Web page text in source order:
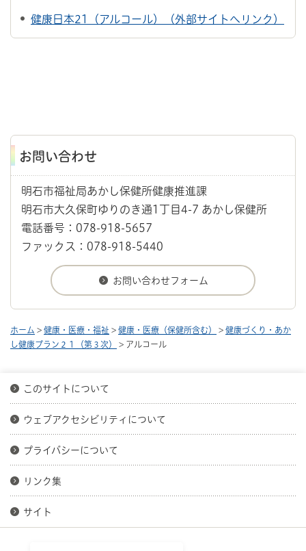
健康日本21（アルコール）（外部サイトへリンク）
お問い合わせ
明石市福祉局あかし保健所健康推進課
明石市大久保町ゆりのき通1丁目4-7 あかし保健所
電話番号：078-918-5657
ファックス：078-918-5440
ホーム > 健康・医療・福祉 > 健康・医療（保健所含む） > 健康づくり・あか
し健康プラン２１（第３次）
> アルコール
このサイトについて
ウェブアクセシビリティについて
プライバシーについて
リンク集
サイト